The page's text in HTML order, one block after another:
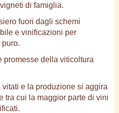
di famiglia.
fuori dagli schemi
e vinificazioni per
promesse della viticoltura
vitati e la produzione si aggira
tra cui la maggior parte di vini